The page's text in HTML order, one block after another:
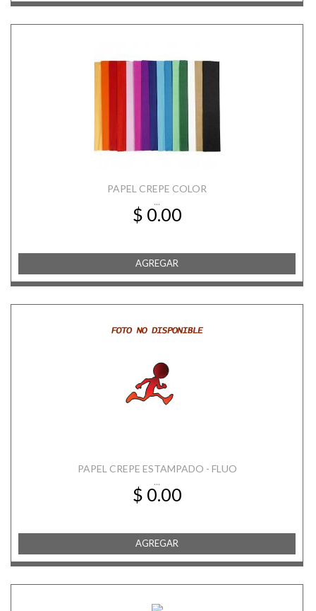
PAPEL CREPE COLOR
...
$ 0.00
AGREGAR
PAPEL CREPE ESTAMPADO - FLUO
...
$ 0.00
AGREGAR